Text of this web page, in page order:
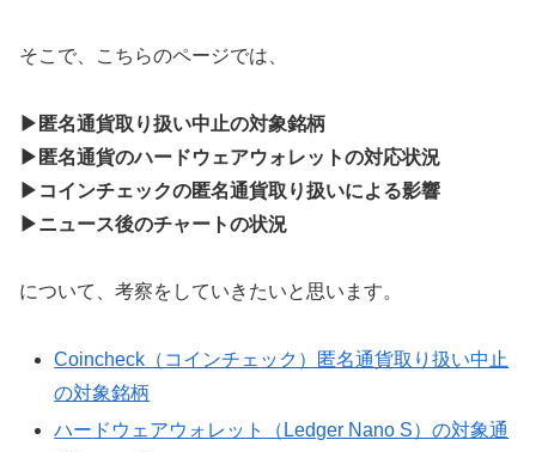
そこで、こちらのページでは、
▶匿名通貨取り扱い中止の対象銘柄
▶匿名通貨のハードウェアウォレットの対応状況
▶コインチェックの匿名通貨取り扱いによる影響
▶ニュース後のチャートの状況
について、考察をしていきたいと思います。
Coincheck（コインチェック）匿名通貨取り扱い中止
の対象銘柄
ハードウェアウォレット（Ledger Nano S）の対象通